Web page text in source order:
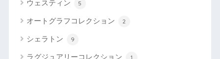
ウェスティン 5
オートグラフコレクション 2
シェラトン 9
ラグジュアリーコレクション 1